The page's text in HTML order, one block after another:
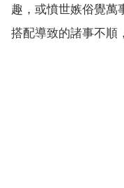
趣，或憤世嫉俗覺萬
搭配導致的諸事不順